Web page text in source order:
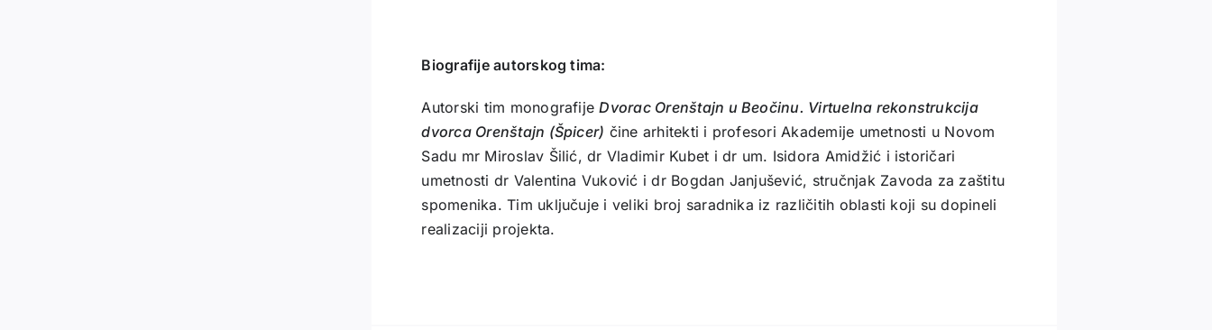
Biografije autorskog tima:
Autorski tim monografijeDvorac Orenštajn u Beočinu. Virtuelna rekonstrukcija
dvorca Orenštajn (Špicer) čine arhitekti i profesori Akademije umetnosti u Novom
Sadu mr Miroslav Šilić, dr Vladimir Kubet i dr um. Isidora Amidžić i istoričari
umetnosti dr Valentina Vuković i dr Bogdan Janjušević, stručnjak Zavoda za zaštitu
spomenika. Tim uključuje i veliki broj saradnika iz različitih oblasti koji su dopineli
realizaciji projekta.